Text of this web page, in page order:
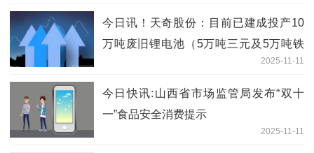
今日讯！天奇股份：目前已建成投产10
万吨废旧锂电池（5万吨三元及5万吨铁
2025-11-11
今日快讯:山西省市场监管局发布“双十
一”食品安全消费提示
2025-11-11